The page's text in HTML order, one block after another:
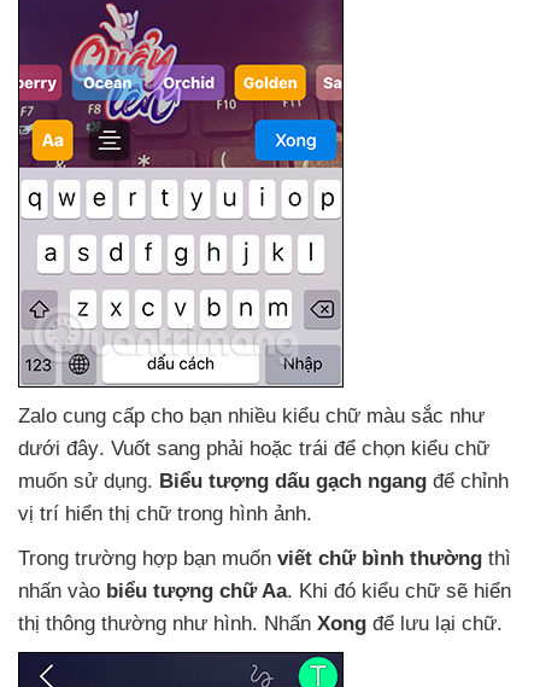
Zalo cung cấp cho bạn nhiều kiểu chữ màu sắc như
dưới đây. Vuốt sang phải hoặc trái để chọn kiểu chữ
muốn sử dụng. Biểu tượng dấu gạch ngang để chỉnh
vị trí hiển thị chữ trong hình ảnh.
Trong trường hợp bạn muốn viết chữ bình thường thì
nhấn vào biểu tượng chữ Aa. Khi đó kiểu chữ sẽ hiển
thị thông thường như hình. Nhấn Xong để lưu lại chữ.